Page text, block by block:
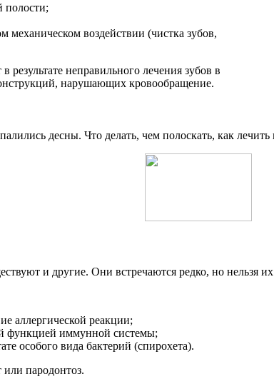
полости;
воздействии (чистка зубов,
результате неправильного лечения зубов в
нарушающих кровообращение.
и другие. Они встречаются редко, но нельзя
аллергической реакции;
функцией иммунной системы;
особого вида бактерий (спирохета).
или пародонтоз.